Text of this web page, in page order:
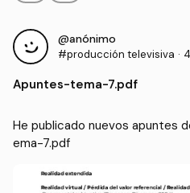
@anónimo
#producción televisiva ·
Apuntes-tema-7.pdf
He publicado nuevos apuntes
ema-7.pdf